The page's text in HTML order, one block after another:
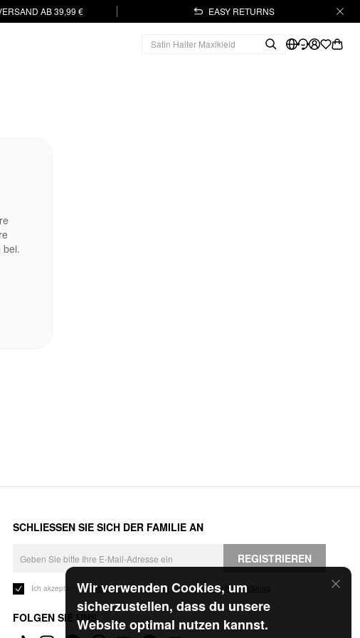
AB 39,99 € EASY RETURNS
Wir verwenden Cookies, um
sicherzustellen, dass du unsere
Website optimal nutzen kannst.
bei.
SCHLIESSEN SIE SICH DER FAMILIE AN
REGISTRIEREN
Ich akzeptiere dieGeschäftsbedingungen und die Datenschutzerklärung
FOLGEN SIE UNS